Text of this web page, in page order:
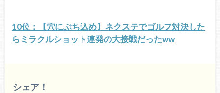
10位：【穴にぶち込め】ネクステでゴルフ対決した
らミラクルショット連発の大接戦だったww
シェア！